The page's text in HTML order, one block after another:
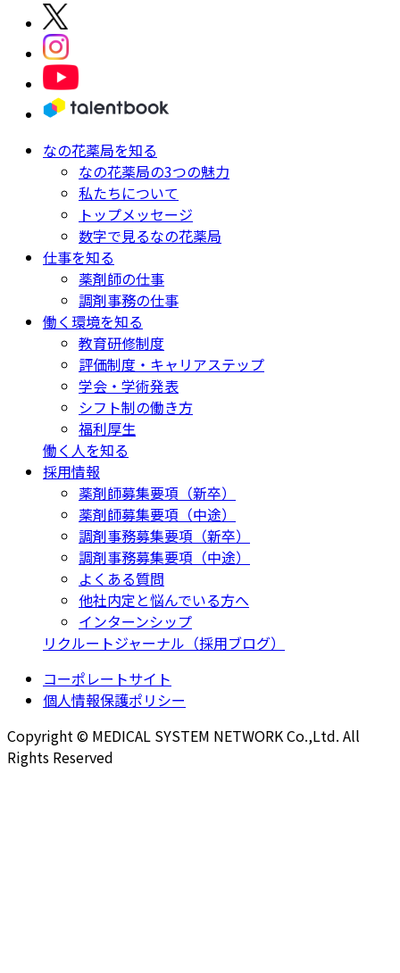
なの花薬局を知る
なの花薬局の3つの魅力
私たちについて
トップメッセージ
数字で見るなの花薬局
仕事を知る
薬剤師の仕事
調剤事務の仕事
働く環境を知る
教育研修制度
評価制度・キャリアステップ
学会・学術発表
シフト制の働き方
福利厚生
働く人を知る
採用情報
薬剤師募集要項（新卒）
薬剤師募集要項（中途）
調剤事務募集要項（新卒）
調剤事務募集要項（中途）
よくある質問
他社内定と悩んでいる方へ
インターンシップ
リクルートジャーナル（採用ブログ）
コーポレートサイト
個人情報保護ポリシー
Copyright © MEDICAL SYSTEM NETWORK Co.,Ltd. All
Rights Reserved